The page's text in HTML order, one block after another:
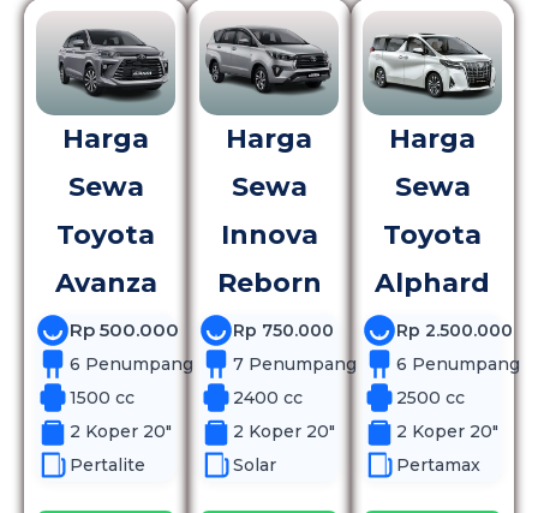
Harga
Sewa
Toyota
Avanza
Rp 500.000
6 Penumpang
1500 cc
2 Koper 20"
Pertalite
Harga
Sewa
Innova
Reborn
Rp 750.000
7 Penumpang
2400 cc
2 Koper 20"
Solar
Harga
Sewa
Toyota
Alphard
Rp 2.500.000
6 Penumpang
2500 cc
2 Koper 20"
Pertamax